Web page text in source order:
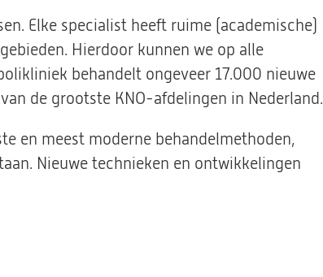
Elke specialist heeft ruime (academische)
Hierdoor kunnen we op alle
behandelt ongeveer 17.000 nieuwe
de grootste KNO-afdelingen in Nederland.
en meest moderne behandelmethoden,
Nieuwe technieken en ontwikkelingen